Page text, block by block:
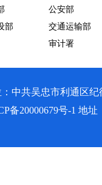
公安部
部
交通运输部
审计署
中共吴忠市利通区
备20000679号-1 地址